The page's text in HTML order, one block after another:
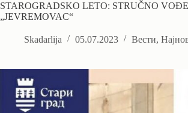
STAROGRADSKO LETO: STRUČNO
„JEVREMOVAC“
Skadarlija 05.07.2023 Вести,